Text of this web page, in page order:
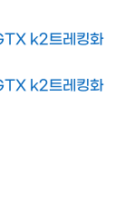
k2트레킹화
k2트레킹화